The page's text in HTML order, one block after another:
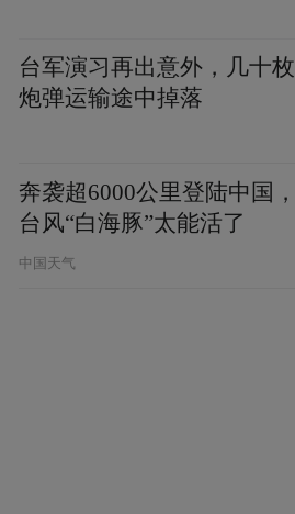
台军演习再出意外，几十枚
炮弹运输途中掉落
奔袭超6000公里登陆中国，
台风“白海豚”太能活了
中国天气